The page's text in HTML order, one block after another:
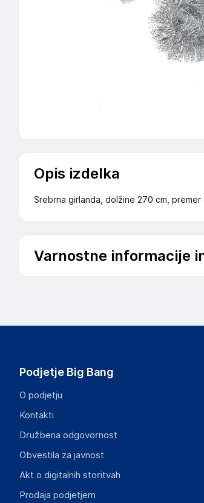
Opis izdelka
Srebrna girlanda, dolžine 270 cm,
Varnostne informacije
dohanytoys@dohanytoys.hu
Gospodarski subjekt s sedežem v EU, ki
2360
Hungary
Podjetje Big Bang
O podjetju
Kontakti
Družbena odgovornost
Obvestila za javnost
Akt o digitalnih storitvah
Prodaja podjetjem